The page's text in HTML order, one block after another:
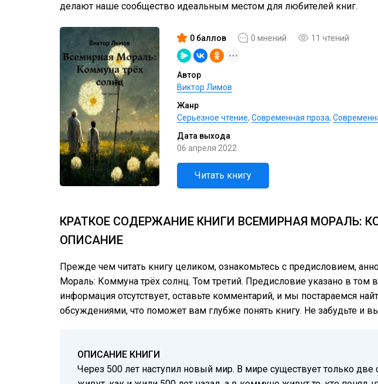
делают наше сообщество идеальным местом для любителей книг.
0 баллов 0 мнений 11 чтений
Автор
Виктор Лимов
Жанр
Серьезное чтение, Современная проза,
Дата выхода
06 апреля 2022
Читать книгу
КРАТКОЕ СОДЕРЖАНИЕ КНИГИ ВСЕМИРНАЯ МОРАЛЬ:
ОПИСАНИЕ
Прежде чем читать книгу целиком, ознакомьтесь с предисловием,
Мораль: Коммуна трёх солнц. Том третий. Предисловие указано в том
информация отсутствует, оставьте комментарий, и мы постараемся
обсуждениями, что поможет вам глубже понять книгу. Не забудьте и
ОПИСАНИЕ КНИГИ
Через 500 лет наступил новый мир. В мире существует только